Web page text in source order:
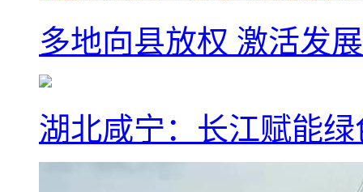
多地向县放权 激活发
湖北咸宁：长江赋能